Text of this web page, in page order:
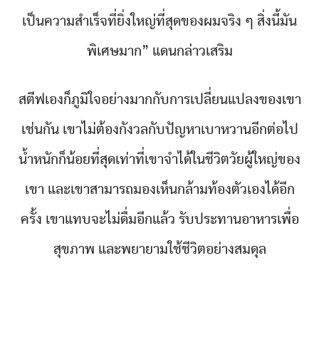
เป็นความสำเร็จที่ยิ่งใหญ่ที่สุดของผมจริง ๆ สิ่งนี้มัน
พิเศษมาก” แดนกล่าวเสริม
สตีฟเองก็ภูมิใจอย่างมากกับการเปลี่ยนแปลงของเขา
เช่นกัน เขาไม่ต้องกังวลกับปัญหาเบาหวานอีกต่อไป
น้ำหนักก็น้อยที่สุดเท่าที่เขาจำได้ในชีวิตวัยผู้ใหญ่ของ
เขา และเขาสามารถมองเห็นกล้ามท้องตัวเองได้อีก
ครั้ง เขาแทบจะไม่ดื่มอีกแล้ว รับประทานอาหารเพื่อ
สุขภาพ และพยายามใช้ชีวิตอย่างสมดุล